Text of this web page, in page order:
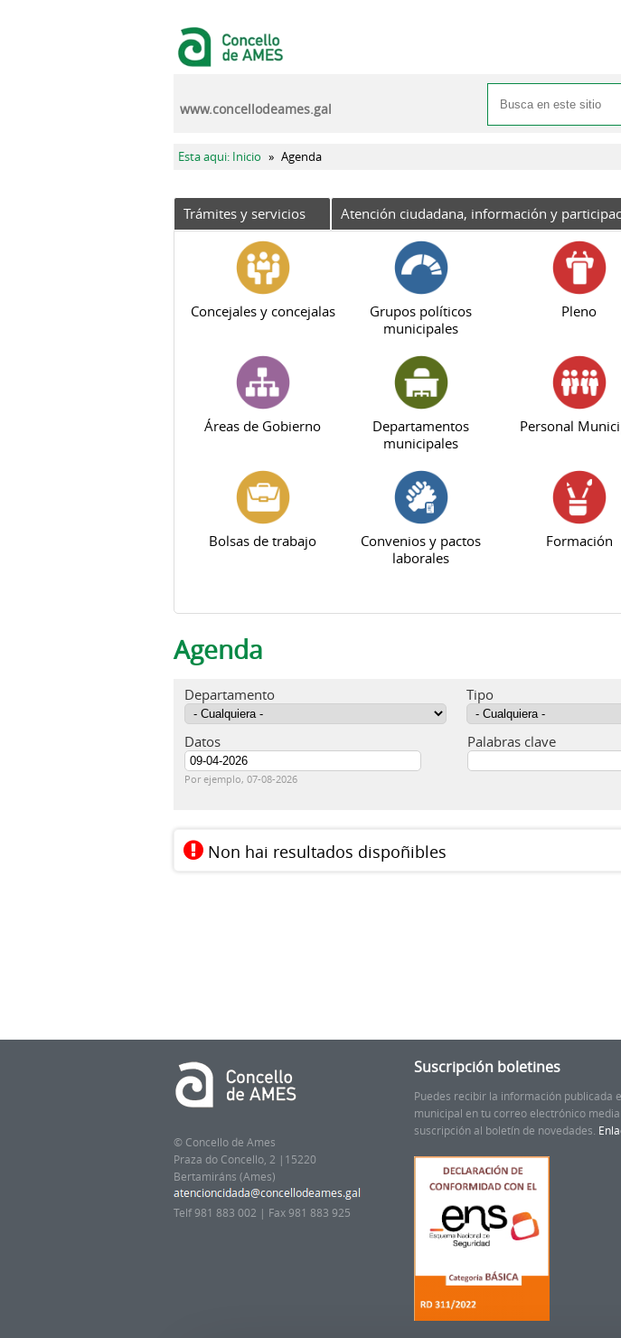
Formulario
Buscar
www.concellodeames.gal
Se encuentra usted aquí
Esta aqui: Inicio » Agenda
Trámites y servicios Atención ciudadana, información y
Concejales y concejalas
Grupos políticos
municipales
Pleno
Áreas de Gobierno
Departamentos
municipales
Personal
Bolsas de trabajo
Convenios y pactos
laborales
Formación
Agenda
Departamento Tipo
Datos
Fecha
Por ejemplo, 07-08-2026
Palabras clave
Non hai resultados dispoñibles
© Concello de Ames
Praza do Concello, 2 |15220
Bertamiráns (Ames)
Telf 981 883 002 | Fax 981 883 925
Suscripción boletines
Puedes recibir la información publicada
municipal en tu correo electrónico
suscripción al boletín de novedades.